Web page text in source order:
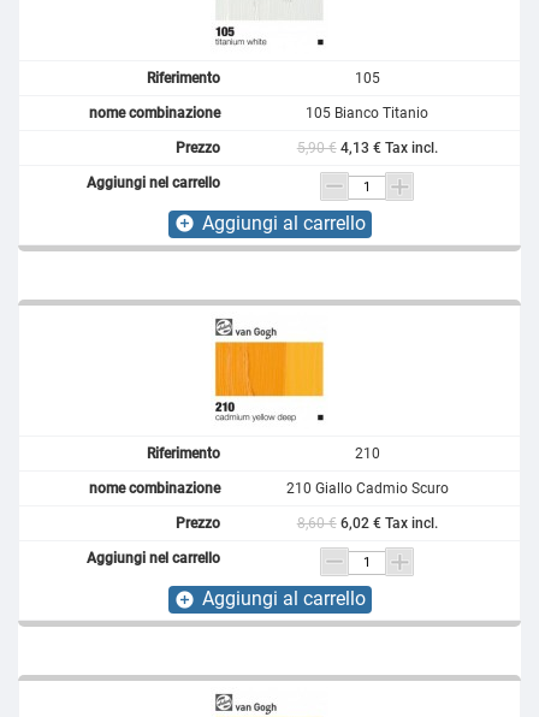
105
105 Bianco Titanio
5,90 € 4,13 € Tax incl.
add_circle Aggiungi al carrello
210
210 Giallo Cadmio Scuro
8,60 € 6,02 € Tax incl.
add_circle Aggiungi al carrello